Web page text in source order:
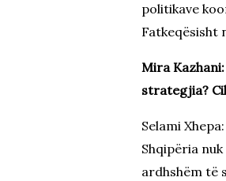
politikave
Fatkeqësisht
Mira
strategjia?
Selami
Shqipëria
ardhshëm të